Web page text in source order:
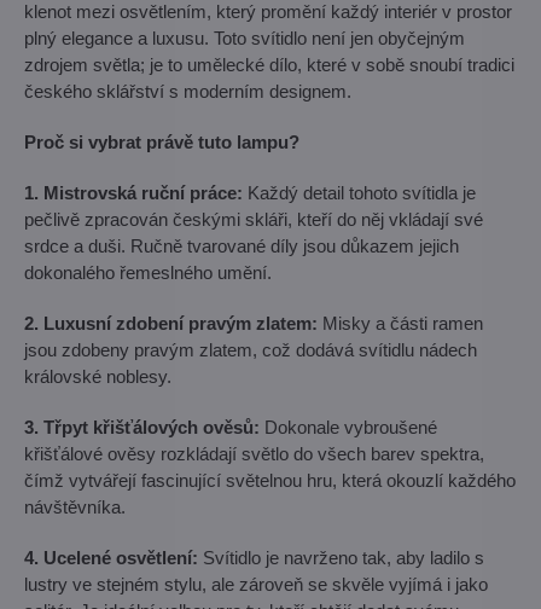
klenot mezi osvětlením, který promění každý interiér v prostor
plný elegance a luxusu. Toto svítidlo není jen obyčejným
zdrojem světla; je to umělecké dílo, které v sobě snoubí tradici
českého sklářství s moderním designem.
Proč si vybrat právě tuto lampu?
1. Mistrovská ruční práce: Každý detail tohoto svítidla je
pečlivě zpracován českými skláři, kteří do něj vkládají své
srdce a duši. Ručně tvarované díly jsou důkazem jejich
dokonalého řemeslného umění.
2. Luxusní zdobení pravým zlatem: Misky a části ramen
jsou zdobeny pravým zlatem, což dodává svítidlu nádech
královské noblesy.
3. Třpyt křišťálových ověsů: Dokonale vybroušené
křišťálové ověsy rozkládají světlo do všech barev spektra,
čímž vytvářejí fascinující světelnou hru, která okouzlí každého
návštěvníka.
4. Ucelené osvětlení: Svítidlo je navrženo tak, aby ladilo s
lustry ve stejném stylu, ale zároveň se skvěle vyjímá i jako